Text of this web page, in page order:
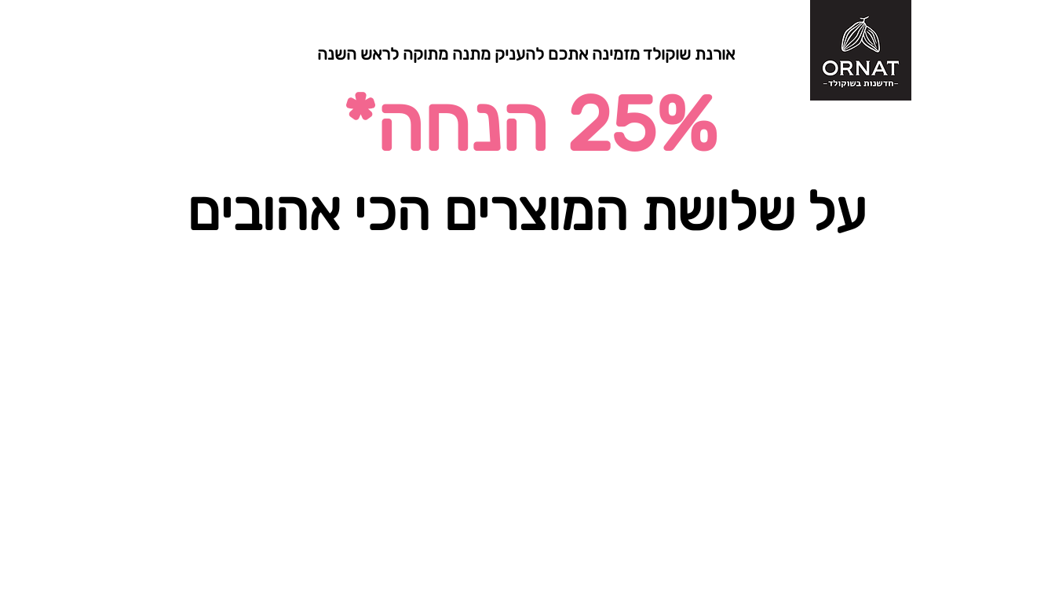
אורנת שוקולד מזמינה אתכם להעניק מתנה מתוקה לראש השנה
25% הנחה*
על שלושת המוצרים הכי אהובים